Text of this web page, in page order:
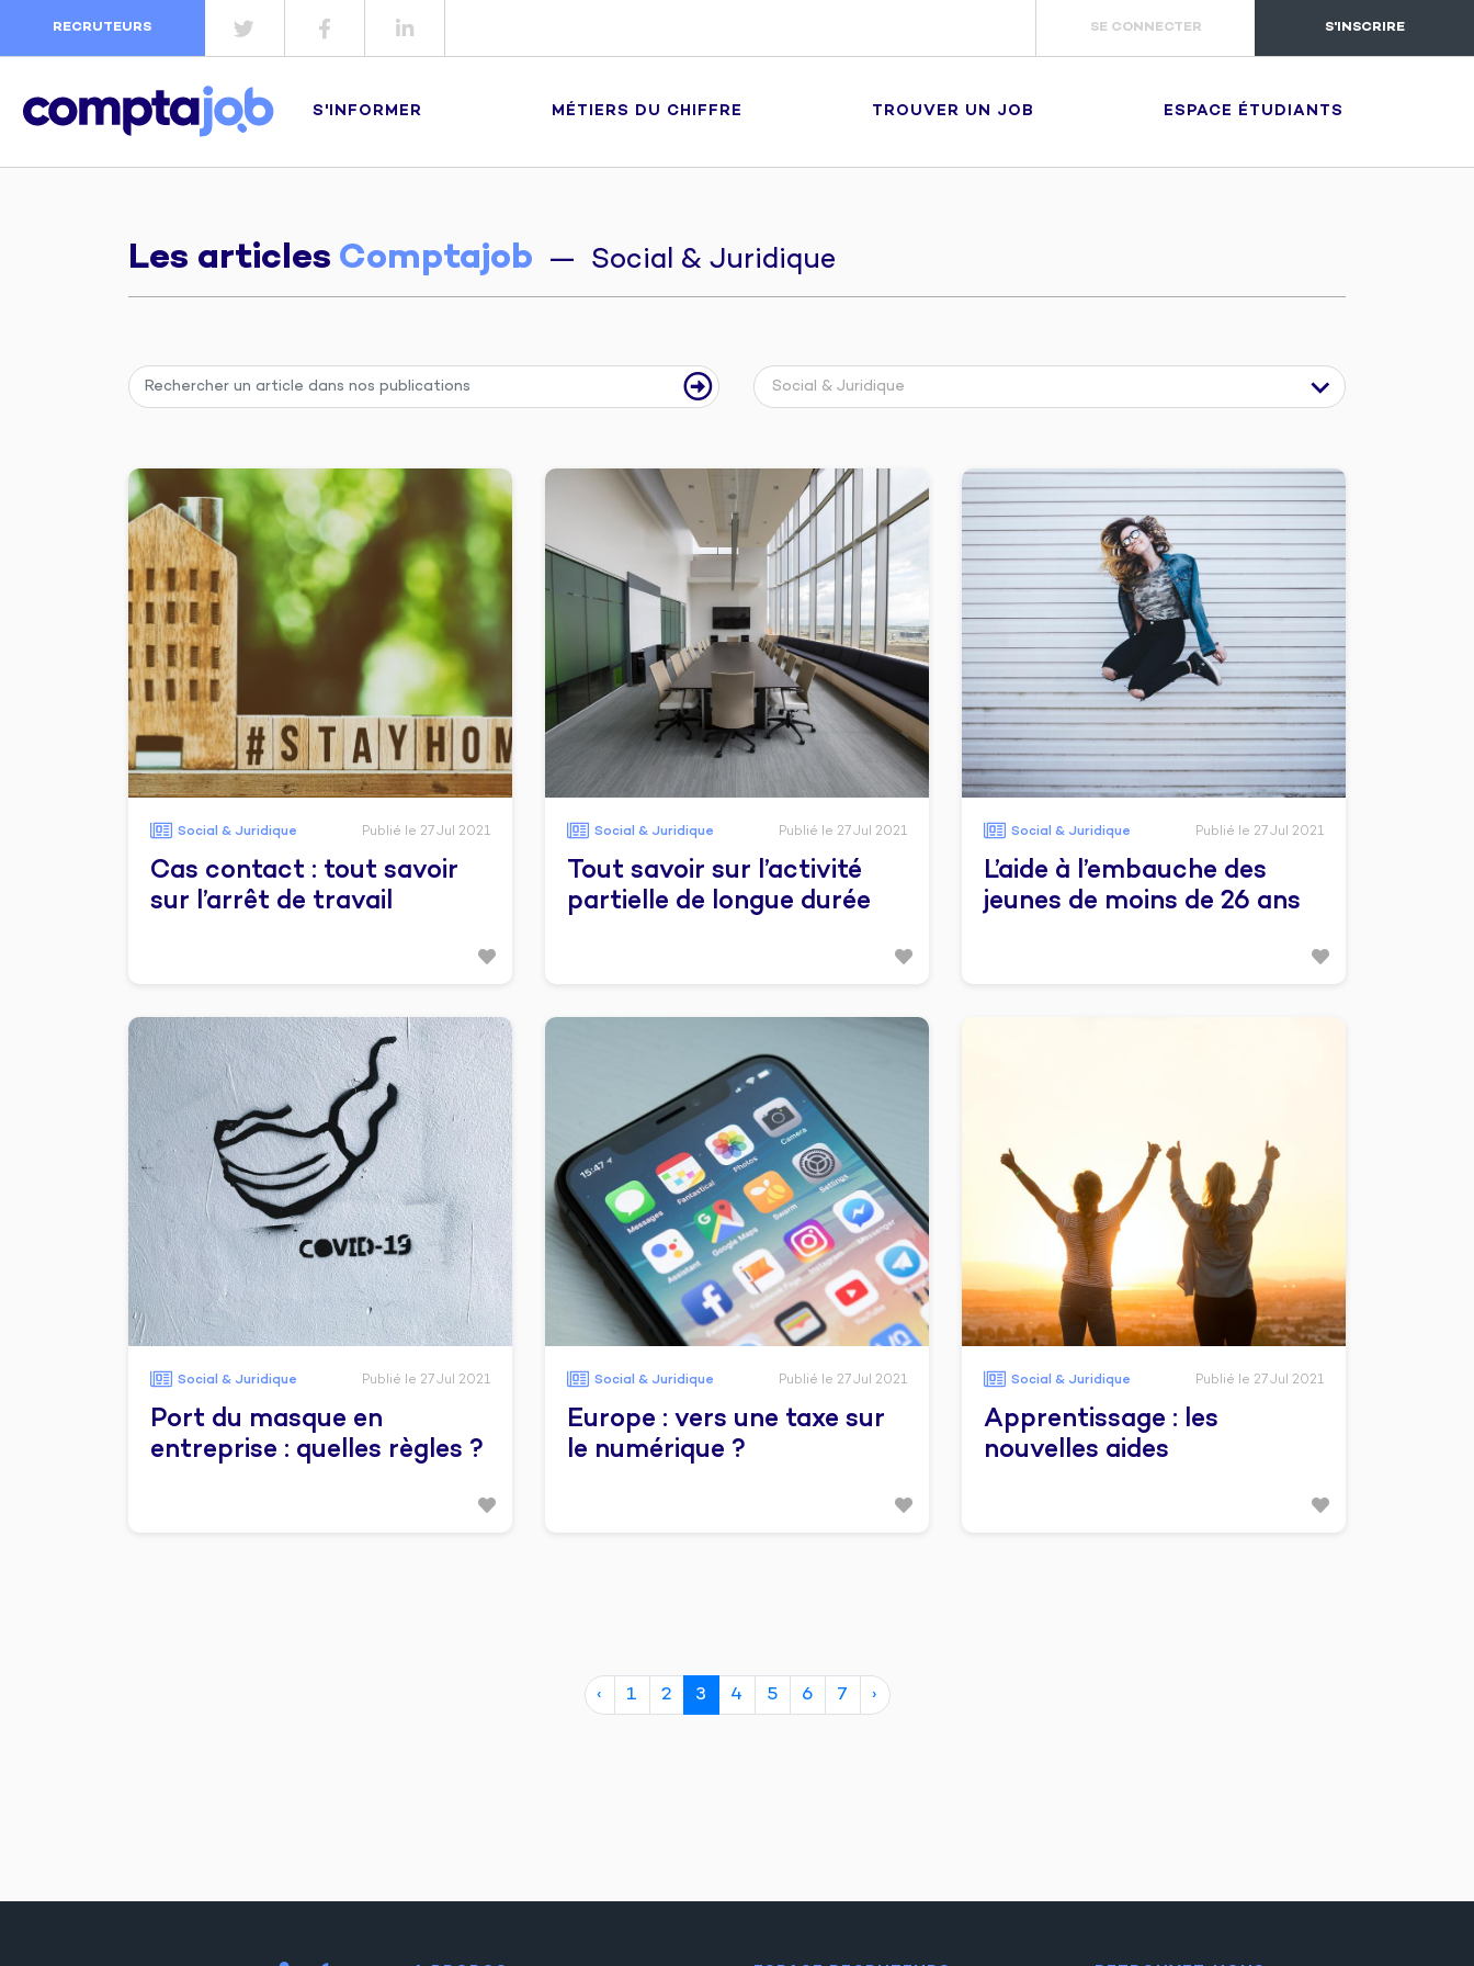
RECRUTEURS SE CONNECTER S'INSCRIRE
S'INFORMER MÉTIERS DU CHIFFRE TROUVER UN JOB ESPACE ÉTUDIANTS
Les articles Comptajob — Social & Juridique
Social & Juridique
Social & Juridique Publié le 27 Jul 2021
Cas contact : tout savoir
sur l’arrêt de travail
Social & Juridique Publié le 27 Jul 2021
Tout savoir sur l’activité
partielle de longue durée
Social & Juridique Publié le 27 Jul 2021
L’aide à l’embauche des
jeunes de moins de 26 ans
Social & Juridique Publié le 27 Jul 2021
Port du masque en
entreprise : quelles règles ?
Social & Juridique Publié le 27 Jul 2021
Europe : vers une taxe sur
le numérique ?
Social & Juridique Publié le 27 Jul 2021
Apprentissage : les
nouvelles aides
‹ 1 2 3 4 5 6 7 ›